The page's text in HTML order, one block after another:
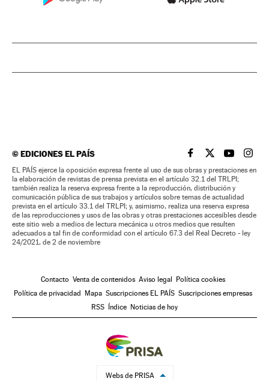
©EDICIONES EL PAÍS EL PAÍS BRASIL EN
EL PAÍSEL PAÍS
EL
EL PAÍS ejerce la oposición expresa frente al uso de sus obras y prestaciones en
la elaboración de revistas de prensa prevista en el artículo 32.1 del TRLPI;
también realiza la reserva expresa frente a la reproducción, distribución y
comunicación pública de sus trabajos y artículos sobre temas de actualidad
prevista en el artículo 33.1 del TRLPI; y, asimismo, realiza una reserva expresa
de las reproducciones y usos de las obras y otras prestaciones accesibles desde
este sitio web a medios de lectura mecánica u otros medios que resulten
adecuados a tal fin de conformidad con el artículo 67.3 del Real Decreto - ley
24/2021, de 2 de noviembre
Contacto Venta de contenidos Aviso legal Política cookies
Política de privacidad Mapa Suscripciones EL PAÍS Suscripciones empresas
RSS Índice Noticias de hoy
Webs de PRISA